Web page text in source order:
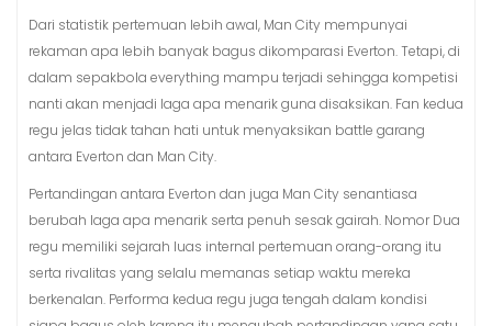
Dari statistik pertemuan lebih awal, Man City mempunyai
rekaman apa lebih banyak bagus dikomparasi Everton. Tetapi, di
dalam sepakbola everything mampu terjadi sehingga kompetisi
nanti akan menjadi laga apa menarik guna disaksikan. Fan kedua
regu jelas tidak tahan hati untuk menyaksikan battle garang
antara Everton dan Man City.
Pertandingan antara Everton dan juga Man City senantiasa
berubah laga apa menarik serta penuh sesak gairah. Nomor Dua
regu memiliki sejarah luas internal pertemuan orang-orang itu
serta rivalitas yang selalu memanas setiap waktu mereka
berkenalan. Performa kedua regu juga tengah dalam kondisi